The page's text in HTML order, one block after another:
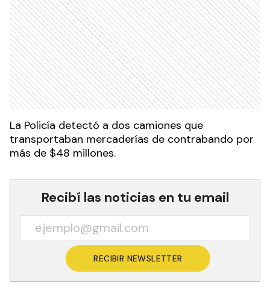
La Policía detectó a dos camiones que
transportaban mercaderías de contrabando por
más de $48 millones.
Recibí las noticias en tu email
RECIBIR NEWSLETTER